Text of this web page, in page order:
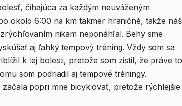
číhajúca za každým neuváženým
okolo 6:00 na km takmer hraničné, takže náš
nikam neponáhľal. Behy sme
aj ľahký tempový tréning. Vždy som sa
k tej bolesti, pretože som zistil, že práve to
som podriadil aj tempové tréningy.
popri mne bicyklovať, pretože rýchlejšie